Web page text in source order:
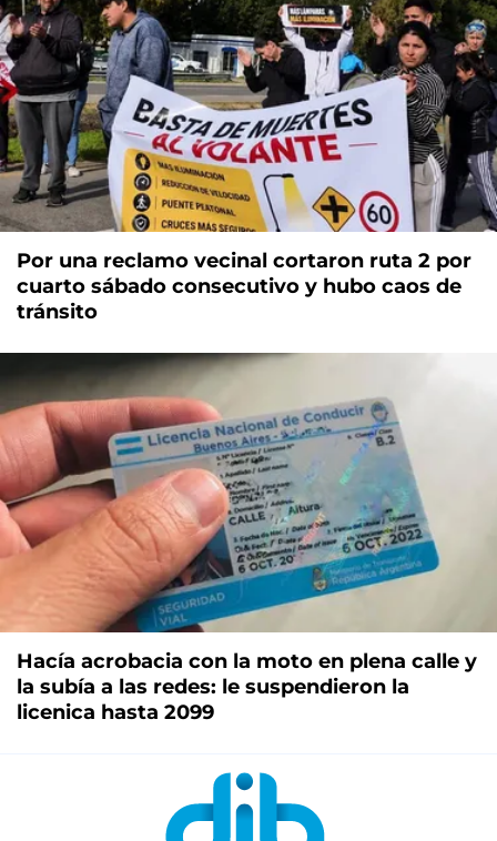
Por una reclamo vecinal cortaron ruta 2 por
cuarto sábado consecutivo y hubo caos de
tránsito
Hacía acrobacia con la moto en plena calle y
la subía a las redes: le suspendieron la
licenica hasta 2099